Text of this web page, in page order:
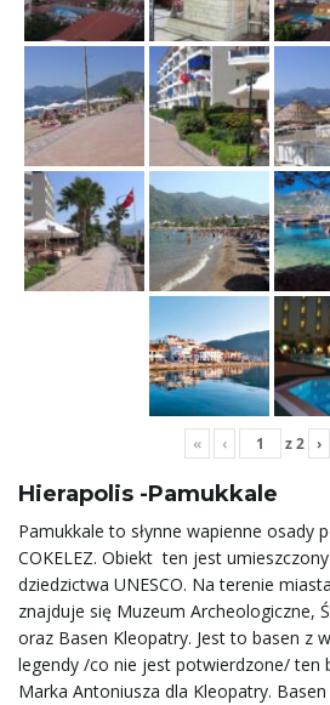
« ‹ z2 ›
Hierapolis -Pamukkale
Pamukkale to słynne wapienne osady
COKELEZ. Obiekt ten jest
dziedzictwa UNESCO. Na terenie
znajduje się Muzeum Archeologiczne,
oraz Basen Kleopatry. Jest to basen z
legendy /co nie jest potwierdzone/ ten
Marka Antoniusza dla Kleopatry.